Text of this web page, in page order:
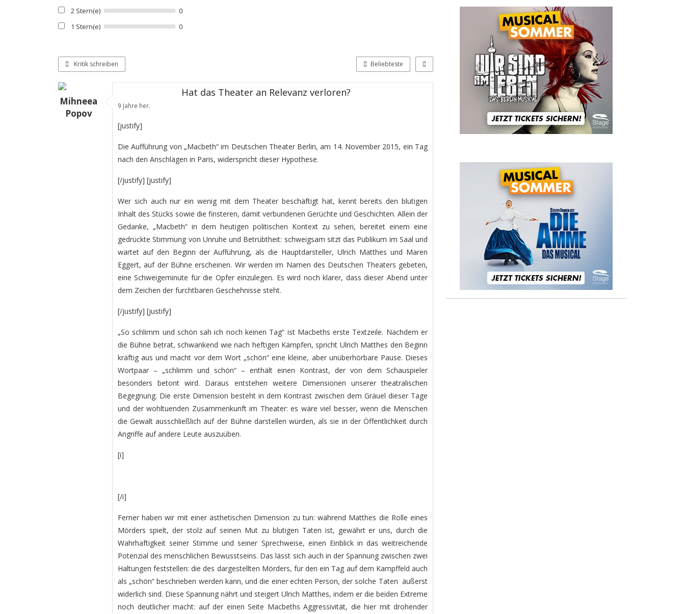
2 Stern(e)
0
1 Stern(e)
0
Kritik schreiben Beliebteste
Mihneea
Popov
Hat das Theater an Relevanz verloren?
9 Jahre her.
[justify]
Die Aufführung von „Macbeth“ im Deutschen Theater Berlin, am 14. November 2015, ein Tag
nach den Anschlägen in Paris, widerspricht dieser Hypothese.
[/justify] [justify]
Wer sich auch nur ein wenig mit dem Theater beschäftigt hat, kennt bereits den blutigen
Inhalt des Stücks sowie die finsteren, damit verbundenen Gerüchte und Geschichten. Allein der
Gedanke, „Macbeth“ in dem heutigen politischen Kontext zu sehen, bereitet einem eine
gedrückte Stimmung von Unruhe und Betrübtheit: schweigsam sitzt das Publikum im Saal und
wartet auf den Beginn der Aufführung, als die Hauptdarsteller, Ulrich Matthes und Maren
Eggert, auf der Bühne erscheinen. Wir werden im Namen des Deutschen Theaters gebeten,
eine Schweigeminute für die Opfer einzulegen. Es wird noch klarer, dass dieser Abend unter
dem Zeichen der furchtbaren Geschehnisse steht.
[/justify] [justify]
„So schlimm und schön sah ich noch keinen Tag“ ist Macbeths erste Textzeile. Nachdem er
die Bühne betrat, schwankend wie nach heftigen Kämpfen, spricht Ulrich Matthes den Beginn
kräftig aus und macht vor dem Wort „schön“ eine kleine, aber unüberhörbare Pause. Dieses
Wortpaar – „schlimm und schön“ – enthält einen Kontrast, der von dem Schauspieler
besonders betont wird. Daraus entstehen weitere Dimensionen unserer theatralischen
Begegnung. Die erste Dimension besteht in dem Kontrast zwischen dem Gräuel dieser Tage
und der wohltuenden Zusammenkunft im Theater: es wäre viel besser, wenn die Menschen
die Gewalt ausschließlich auf der Bühne darstellen würden, als sie in der Öffentlichkeit durch
Angriffe auf andere Leute auszuüben.
[i]
[/i]
Ferner haben wir mit einer ästhetischen Dimension zu tun: während Matthes die Rolle eines
Mörders spielt, der stolz auf seinen Mut zu blutigen Taten ist, gewährt er uns, durch die
Wahrhaftigkeit seiner Stimme und seiner Sprechweise, einen Einblick in das weitreichende
Potenzial des menschlichen Bewusstseins. Das lässt sich auch in der Spannung zwischen zwei
Haltungen feststellen: die des dargestellten Mörders, für den ein Tag auf dem Kampffeld auch
als „schön“ beschrieben werden kann, und die einer echten Person, der solche Taten äußerst
widerlich sind. Diese Spannung nährt und steigert Ulrich Matthes, indem er die beiden Extreme
noch deutlicher macht: auf der einen Seite Macbeths Aggressivität, die hier mit drohender